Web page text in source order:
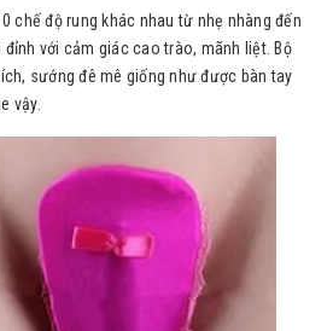
chế độ rung khác nhau từ nhẹ nhàng đến
với cảm giác cao trào, mãnh liệt. Bộ
sướng đê mê giống như được bàn tay
vậy.